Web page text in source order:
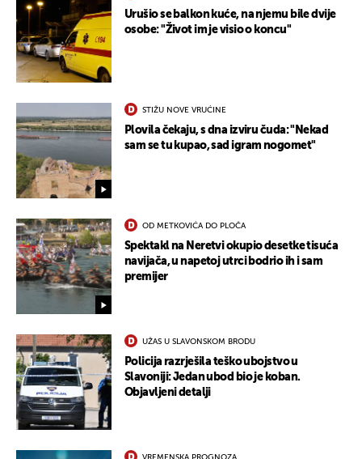
Urušio se balkon kuće, na njemu bile dvije
osobe: "Život im je visio o koncu"
STIŽU NOVE VRUĆINE
Plovila čekaju, s dna izviru čuda: "Nekad
sam se tu kupao, sad igram nogomet"
OD METKOVIĆA DO PLOČA
Spektakl na Neretvi okupio desetke tisuća
navijača, u napetoj utrci bodrio ih i sam
premijer
UŽAS U SLAVONSKOM BRODU
Policija razrješila teško ubojstvo u
Slavoniji: Jedan ubod bio je koban.
Objavljeni detalji